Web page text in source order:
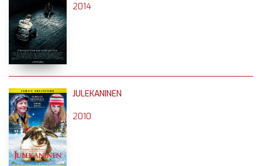
2014
JULEKANINEN
2010